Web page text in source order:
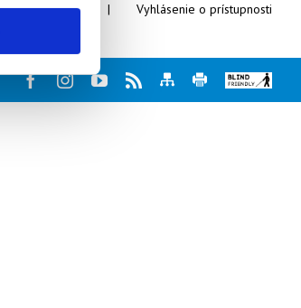
Kontakty Vyhlásenie o prístupnosti
FacebookInstagram
Youtube
RssMapaTlač
Blind